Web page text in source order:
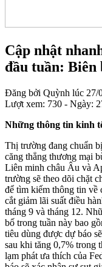
Cập nhật
đầu tuần: Biên
Đăng bởi Quỳnh lúc 27/
Lượt xem: 730 - Ngày:
Những thông tin kinh
Thị trường đang chuẩn
căng thẳng thương mại
Liên minh châu Âu và
trường sẽ theo dõi chặt
để tìm kiếm thông tin về
cắt giảm lãi suất điều
tháng 9 và tháng 12.
bố trong tuần này bao
tiêu dùng được dự báo
sau khi tăng 0,7% trong
lạm phát ưa thích của